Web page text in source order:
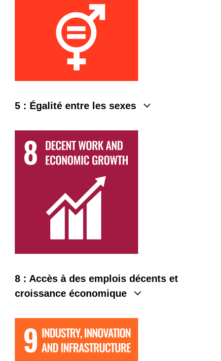
5 : Égalité entre les sexes
8 : Accès à des emplois décents et
croissance économique